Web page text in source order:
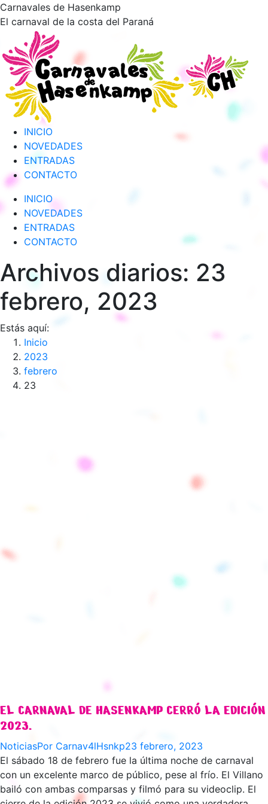
Saltar
al
contenido
Carnavales de Hasenkamp
El carnaval de la costa del Paraná
INICIO
NOVEDADES
ENTRADAS
CONTACTO
INICIO
NOVEDADES
ENTRADAS
CONTACTO
Archivos diarios: 23
febrero, 2023
Estás aquí:
Inicio
2023
febrero
23
EL CARNAVAL DE HASENKAMP CERRÓ LA EDICIÓN
2023.
NoticiasPor Carnav4lHsnkp23 febrero, 2023
El sábado 18 de febrero fue la última noche de carnaval
con un excelente marco de público, pese al frío. El Villano
bailó con ambas comparsas y filmó para su videoclip. El